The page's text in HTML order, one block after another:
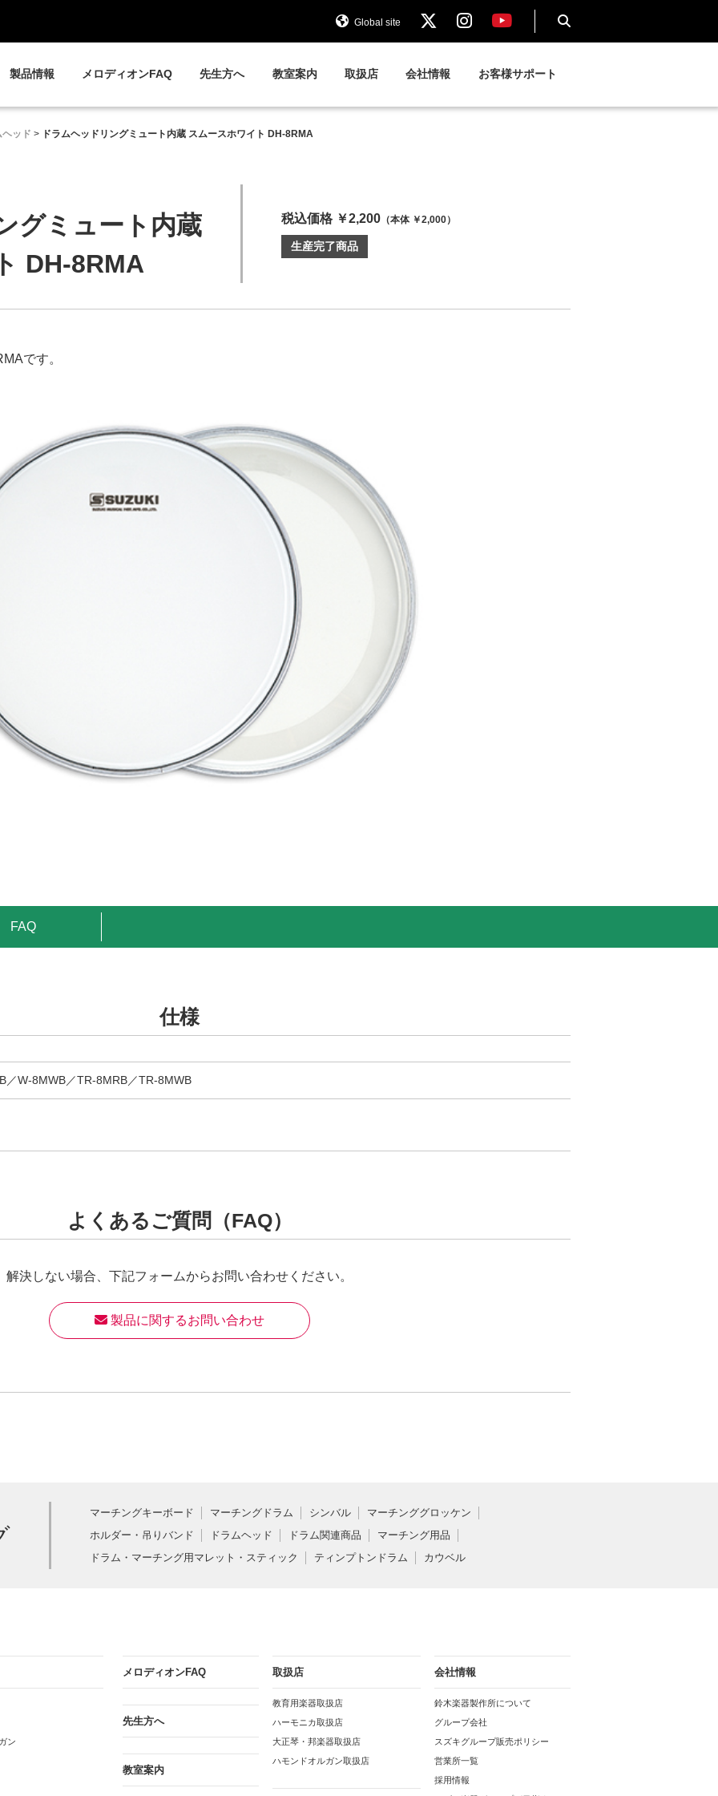
Global site
製品情報 メロディオンFAQ 先生方へ 教室案内 取扱店 会社情報 お客様サポート
ッド > ドラムヘッドリングミュート内蔵 スムースホワイト DH-8RMA
グミュート内蔵
DH-8RMA
税込価格 ￥2,200 （本体 ￥2,000）
生産完了商品
です。
FAQ
仕様
／W-8MWB／TR-8MRB／TR-8MWB
よくあるご質問（FAQ）
解決しない場合、 下記フォームからお問い合わせください。
製品に関するお問い合わせ
マーチングキーボード マーチングドラム シンバル
マーチンググロッケン
ホルダー・吊りバンド
ドラムヘッド ドラム関連商品
マーチング用品
ドラム・マーチング用マレット・スティック
ティンプトンドラム カウベル
ン
メロディオンFAQ
先生方へ
教室案内
取扱店
教育用楽器取扱店
ハーモニカ取扱店
大正琴・邦楽器取扱店
ハモンドオルガン取扱店
会社情報
鈴木楽器製作所について
グループ会社
スズキグループ販売ポリシー
営業所一覧
採用情報